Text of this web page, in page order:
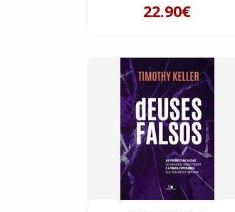
22.90€